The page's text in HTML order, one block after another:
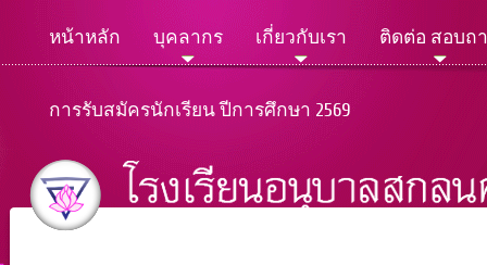
หน้าหลัก บุคลากร เกี่ยวกับเรา ติดต่อ สอบถ
การรับสมัครนักเรียน ปีการศึกษา 2569